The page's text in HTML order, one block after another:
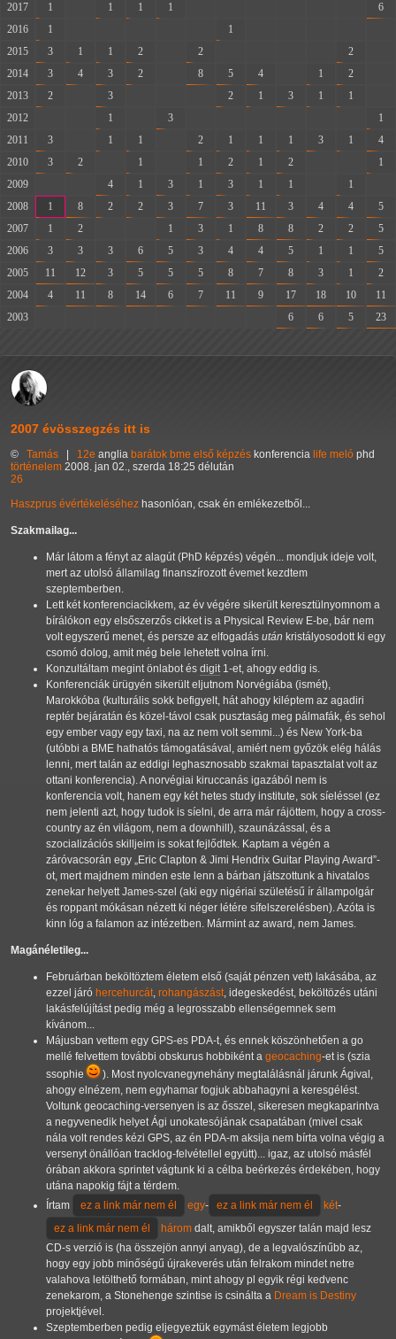
2017
1 1 1 1
6
2016
1 1
2015
3 1 1 2 2 2
2014
3 4 3 2 8 5 4 1 2
2013
2 3 2 1 3 1 1
2012
1 3
1
2011
3 1 1 2 1 1 1 3 1
4
2010
3 2 1 1 2 1 2
1
2009
4 1 3 1 3 1 1 1
2008
1 8 2 2 3 7 3 11 3 4 4
5
2007
1 2 1 3 1 8 8 2 2
5
2006
3 3 3 6 5 3 4 4 5 1 1
5
2005
11 12 3 5 5 5 8 7 8 3 1
2
2004
4 11 8 14 6 7 11 9 17 18 10
11
2003
6 6 5 23
2007 évösszegzés itt is
© Tamás 12e anglia barátok bme első képzés konferencia life meló phd
történelem 2008. jan 02., szerda 18:25 délután
26
Haszprus évértékeléséhez hasonlóan, csak én emlékezetből...
Szakmailag...
Már látom a fényt az alagút (PhD képzés) végén... mondjuk ideje volt,
mert az utolsó államilag finanszírozott évemet kezdtem
szeptemberben.
Lett két konferenciacikkem, az év végére sikerült keresztülnyomnom a
bírálókon egy elsőszerzős cikket is a Physical Review E-be, bár nem
volt egyszerű menet, és persze az elfogadás után kristályosodott ki egy
csomó dolog, amit még bele lehetett volna írni.
Konzultáltam megint önlabot és digit1-et, ahogy eddig is.
Konferenciák ürügyén sikerült eljutnom Norvégiába (ismét),
Marokkóba (kulturális sokk befigyelt, hát ahogy kiléptem az agadiri
reptér bejáratán és közel-távol csak pusztaság meg pálmafák, és sehol
egy ember vagy egy taxi, na az nem volt semmi...) és New York-ba
(utóbbi a BME hathatós támogatásával, amiért nem győzök elég hálás
lenni, mert talán az eddigi leghasznosabb szakmai tapasztalat volt az
ottani konferencia). A norvégiai kiruccanás igazából nem is
konferencia volt, hanem egy két hetes study institute, sok síeléssel (ez
nem jelenti azt, hogy tudok is síelni, de arra már rájöttem, hogy a cross-
country az én világom, nem a downhill), szaunázással, és a
szocializációs skilljeim is sokat fejlődtek. Kaptam a végén a
záróvacsorán egy
Eric Clapton & Jimi Hendrix Guitar Playing Award -
ot, mert majdnem minden este lenn a bárban játszottunk a hivatalos
zenekar helyett James-szel (aki egy nigériai születésű ír állampolgár
és roppant mókásan nézett ki néger létére sífelszerelésben). Azóta is
kinn lóg a falamon az intézetben. Mármint az award, nem James.
Magánéletileg...
Februárban beköltöztem életem első (saját pénzen vett) lakásába, az
ezzel járó hercehurcát, rohangászást, idegeskedést, beköltözés utáni
lakásfelújítást pedig még a legrosszabb ellenségemnek sem
kívánom...
Májusban vettem egy GPS-es PDA-t, és ennek köszönhetően a go
mellé felvettem további obskurus hobbiként a geocaching-et is (szia
ssophie
). Most nyolcvanegynehány megtalálásnál járunk Ágival,
ahogy elnézem, nem egyhamar fogjuk abbahagyni a keresgélést.
Voltunk geocaching-versenyen is az ősszel, sikeresen megkaparintva
a negyvenedik helyet Ági unokatesójának csapatában (mivel csak
nála volt rendes kézi GPS, az én PDA-m aksija nem bírta volna végig a
versenyt önállóan tracklog-felvétellel együtt)... igaz, az utolsó másfél
órában akkora sprintet vágtunk ki a célba beérkezés érdekében, hogy
utána napokig fájt a térdem.
Írtam
egy- két-
három dalt, amikből egyszer talán majd lesz
CD-s verzió is (ha összejön annyi anyag), de a legvalószínűbb az,
hogy egy jobb minőségű újrakeverés után felrakom mindet netre
valahova letölthető formában, mint ahogy pl egyik régi kedvenc
zenekarom, a Stonehenge szintise is csinálta a Dream is Destiny
projektjével.
Szeptemberben pedig eljegyeztük egymást életem legjobb